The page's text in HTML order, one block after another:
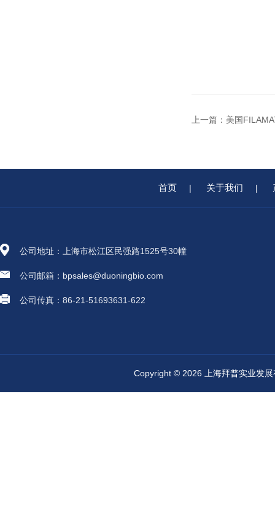
上一篇： 美国
首页 | 关于我们 |
公司地址：上海市松江区民强路1525号30幢
公司邮箱：bpsales@duoningbio.com
公司传真：86-21-51693631-622
Copyright © 2026 上海拜普实业发